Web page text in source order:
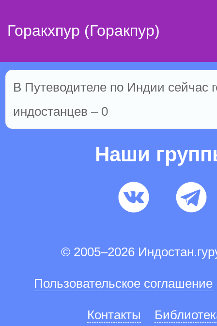
Горакхпур (Горакпур)
В Путеводителе по Индии сейчас
индостанцев – 0
Наши
© 2005–2026
Пользовательское соглашение
Контакты